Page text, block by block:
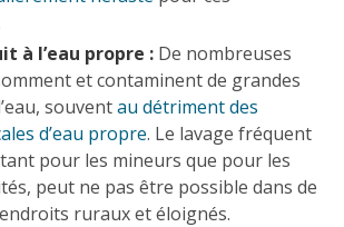
à l’eau propre : De nombreuses
et contaminent de grandes
souventau détriment des
d’eau propre. Le lavage fréquent
pour les mineurs que pour les
peut ne pas être possible dans de
ruraux et éloignés.